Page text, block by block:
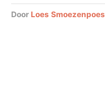
door Loes Smoezenpoes